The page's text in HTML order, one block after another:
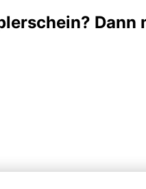
Dann